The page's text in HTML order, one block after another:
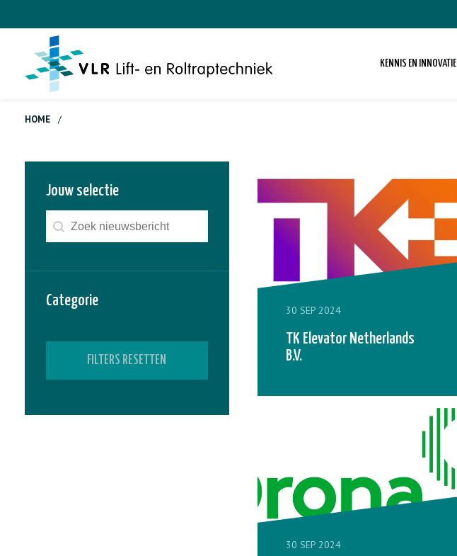
KENNIS EN INNOVATIE
HOME /
Jouw selectie
Zoeken - nieuws
Search content
Categorie
FILTERS RESETTEN
30 SEP 2024
TK Elevator Netherlands
B.V.
30 SEP 2024